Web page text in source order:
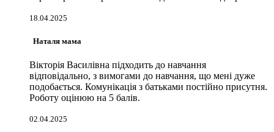
18.04.2025
Наталя мама
Вікторія Василівна підходить до навчання
відповідально, з вимогами до навчання, що мені дуже
подобається. Комунікація з батьками постійно присутня.
Роботу оцінюю на 5 балів.
02.04.2025